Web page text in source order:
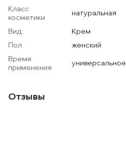
Класс
косметики
натуральная
Вид
Крем
Пол
женский
Время
применения
универсальное
Отзывы